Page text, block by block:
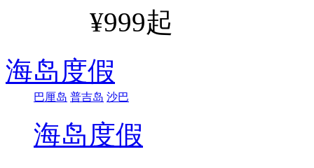
¥999起
海岛度假
巴厘岛 普吉岛 沙巴
海岛度假